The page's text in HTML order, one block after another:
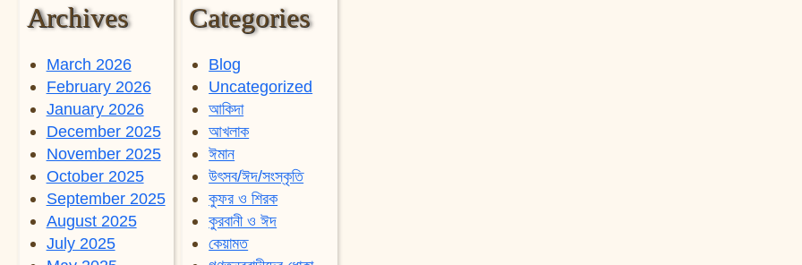
Archives
March 2026
February 2026
January 2026
December 2025
November 2025
October 2025
September 2025
August 2025
July 2025
Categories
Blog
Uncategorized
আকিদা
আখলাক
ঈমান
উৎসব/ঈদ/সংস্কৃতি
কুফর ও শিরক
কুরবানী ও ঈদ
কেয়ামত